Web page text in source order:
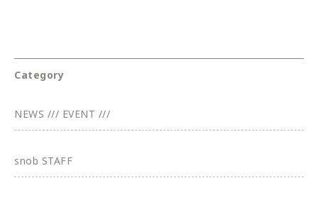
Category
NEWS /// EVENT ///
snob STAFF